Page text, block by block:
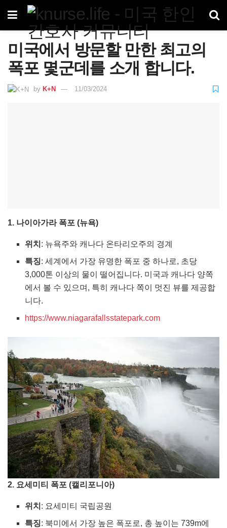
미국에서 방문할 만한 최고의
폭포 몇군데를 소개 합니다.
by K+N 11/03/2024
1. 나이아가라 폭포 (뉴욕)
위치 : 뉴욕주와 캐나다 온타리오주의 경계
특징: 세계에서 가장 유명한 폭포 중 하나로, 초당
3,000톤 이상의 물이 떨어집니다. 미국과 캐나다 양쪽
에서 볼 수 있으며, 특히 캐나다 쪽이 멋진 뷰를 제공합
니다.
https://www.niagarafallsstatepark.com
2. 요세미티 폭포 (캘리포니아)
위치 : 요세미티 국립공원
특징: 북미에서 가장 높은 폭포로, 총 높이는 739m에